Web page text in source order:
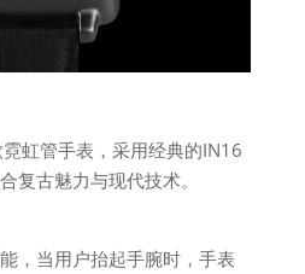
虹管手表，采用经典的IN16
复古魅力与现代技术。
，当用户抬起手腕时，手表